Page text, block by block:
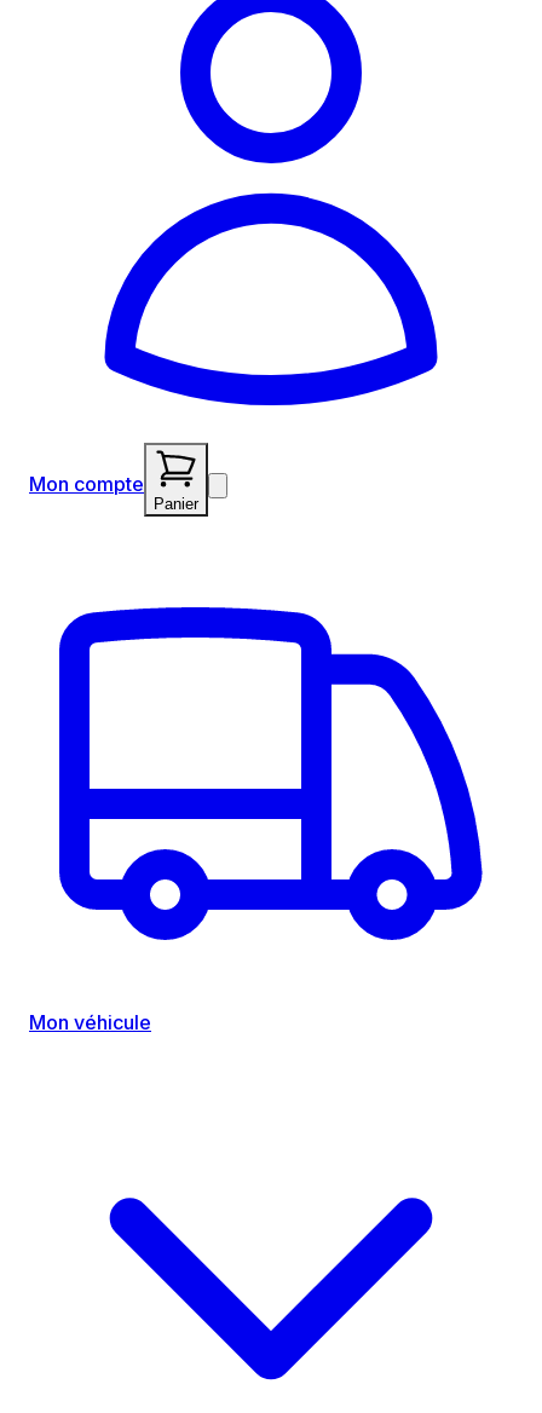
Mon compte
Panier
Mon véhicule